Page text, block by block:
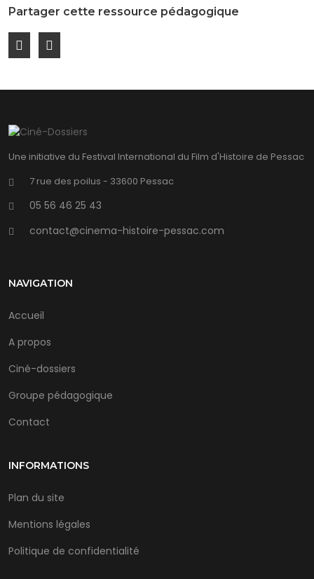
Partager cette ressource pédagogique
Une initiative du Festival International du Film d'Histoire de Pessac
7 rue des poilus - 33600 Pessac
05 56 46 25 43
contact@cinema-histoire-pessac.com
NAVIGATION
Accueil
A propos
Ciné-dossiers
Groupe pédagogique
Contact
INFORMATIONS
Plan du site
Mentions légales
Politique de confidentialité